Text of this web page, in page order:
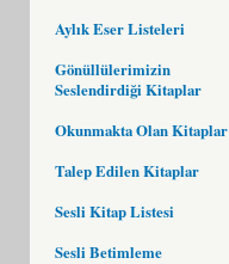
Aylık Eser Listeleri
Gönüllülerimizin
Seslendirdiği Kitaplar
Okunmakta Olan Kitaplar
Talep Edilen Kitaplar
Sesli Kitap Listesi
Sesli Betimleme